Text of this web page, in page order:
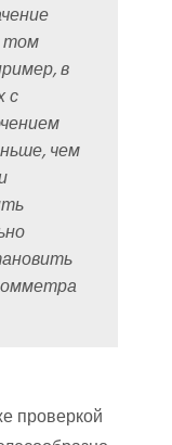
том
в
с
чем
омметра
проверкой